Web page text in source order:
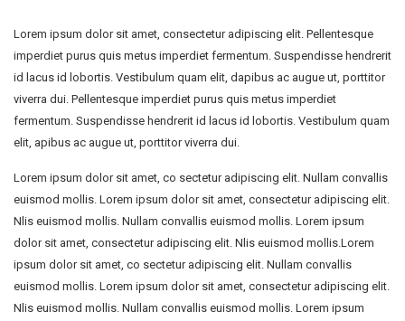
Lorem ipsum dolor sit amet, consectetur adipiscing elit. Pellentesque
imperdiet purus quis metus imperdiet fermentum. Suspendisse hendrerit
id lacus id lobortis. Vestibulum quam elit, dapibus ac augue ut, porttitor
viverra dui. Pellentesque imperdiet purus quis metus imperdiet
fermentum. Suspendisse hendrerit id lacus id lobortis. Vestibulum quam
elit, apibus ac augue ut, porttitor viverra dui.
Lorem ipsum dolor sit amet, co sectetur adipiscing elit. Nullam convallis
euismod mollis. Lorem ipsum dolor sit amet, consectetur adipiscing elit.
Nlis euismod mollis. Nullam convallis euismod mollis. Lorem ipsum
dolor sit amet, consectetur adipiscing elit. Nlis euismod mollis.Lorem
ipsum dolor sit amet, co sectetur adipiscing elit. Nullam convallis
euismod mollis. Lorem ipsum dolor sit amet, consectetur adipiscing elit.
Nlis euismod mollis. Nullam convallis euismod mollis. Lorem ipsum